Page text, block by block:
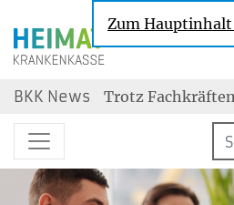
Zum
BKK News Nachrichten zu
Trotz
Neueinstellungen
Geringe